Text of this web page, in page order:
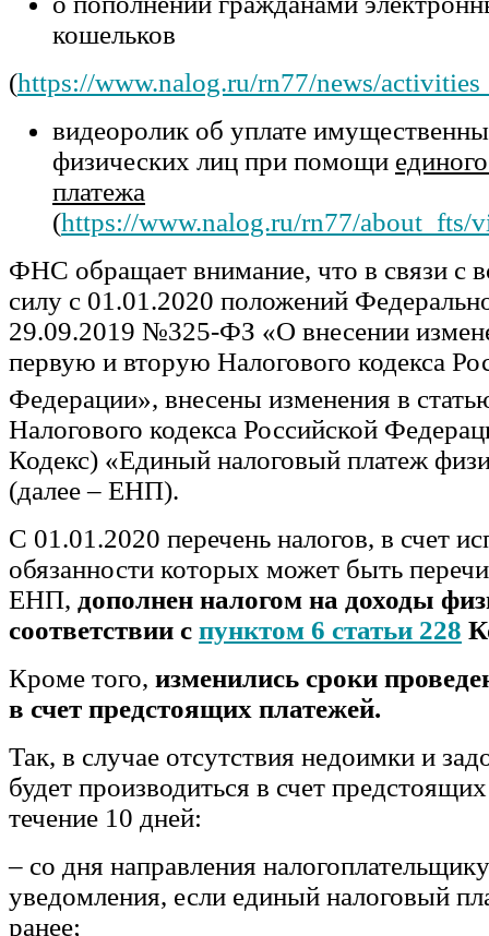
кошельков
(https://www.nalog.ru/rn77/news/
видеоролик об уплате
физических лиц при помощи
платежа
(https://www.nalog.ru/rn77/about_fts/
ФНС обращает внимание, что в связи с
силу с 01.01.2020 положений
29.09.2019 №325-ФЗ «О внесении
первую и вторую Налогового кодекса
Федерации», внесены изменения в
Налогового кодекса Российской
Кодекс) «Единый налоговый платеж
(далее – ЕНП).
С 01.01.2020 перечень налогов, в счет
обязанности которых может быть
ЕНП, дополнен налогом на доходы
соответствии с пунктом 6 статьи 228
Кроме того, изменились сроки
в счет предстоящих платежей.
Так, в случае отсутствия недоимки и
будет производиться в счет
течение 10 дней:
– со дня направления
уведомления, если единый налоговый
ранее;